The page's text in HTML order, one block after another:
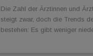
Die Zahl der Ärztinnen und
steigt zwar, doch die Trends
bestehen: Es gibt weniger